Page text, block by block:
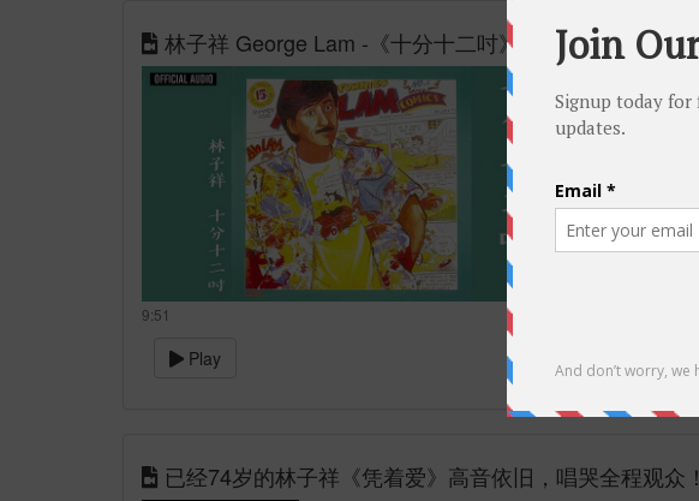
林子祥 George Lam -《十分十二吋》Official Audio
9:51
Play
已经74岁的林子祥《凭着爱》高音依旧，唱哭全程观众！